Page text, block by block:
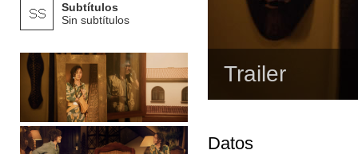
Subtítulos
Sin subtítulos
Trailer
Datos